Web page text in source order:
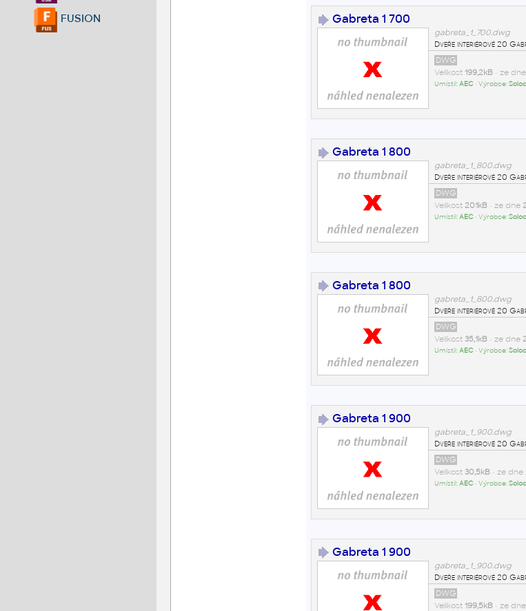
FUSION Gabreta 1 700
gabreta_1_700.dwg
Dveře interiérové 20
DWG
Velikost 199,2kB• ze dne
Umístil:AEC• Výrobce:
Gabreta 1 800
gabreta_1_800.dwg
Dveře interiérové 20
DWG
Velikost 201kB• ze dne
Umístil:AEC• Výrobce:
Gabreta 1 800
gabreta_1_800.dwg
Dveře interiérové 20
DWG
Velikost 35,1kB• ze dne
Umístil:AEC• Výrobce:
Gabreta 1 900
gabreta_1_900.dwg
Dveře interiérové 20
DWG
Velikost 30,5kB• ze dne
Umístil:AEC• Výrobce:
Gabreta 1 900
gabreta_1_900.dwg
Dveře interiérové 20
DWG
Velikost 199,5kB• ze dne